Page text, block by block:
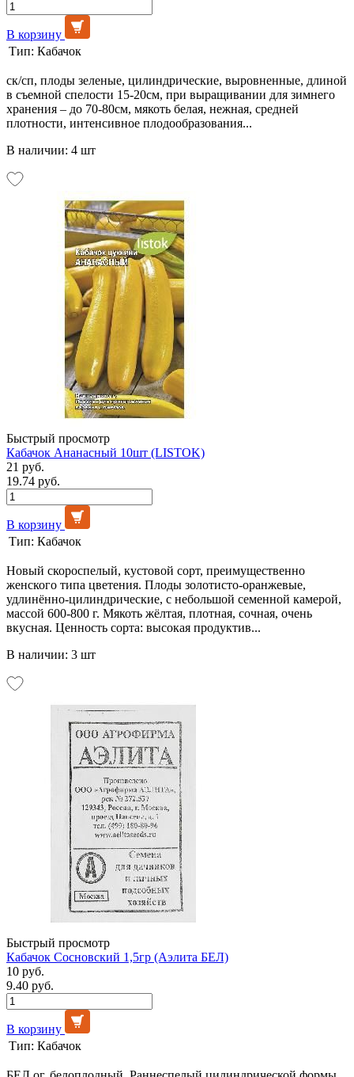
В корзину
Тип: Кабачок
ск/сп, плоды зеленые, цилиндрические, выровненные, длиной
в съемной спелости 15-20см, при выращивании для зимнего
хранения – до 70-80см, мякоть белая, нежная, средней
плотности, интенсивное плодообразования...
В наличии: 4 шт
Быстрый просмотр
Кабачок Ананасный 10шт (LISTOK)
21 руб.
19.74 руб.
В корзину
Тип: Кабачок
Новый скороспелый, кустовой сорт, преимущественно
женского типа цветения. Плоды золотисто-оранжевые,
удлинённо-цилиндрические, с небольшой семенной камерой,
массой 600-800 г. Мякоть жёлтая, плотная, сочная, очень
вкусная. Ценность сорта: высокая продуктив...
В наличии: 3 шт
Быстрый просмотр
Кабачок Сосновский 1,5гр (Аэлита БЕЛ)
10 руб.
9.40 руб.
В корзину
Тип: Кабачок